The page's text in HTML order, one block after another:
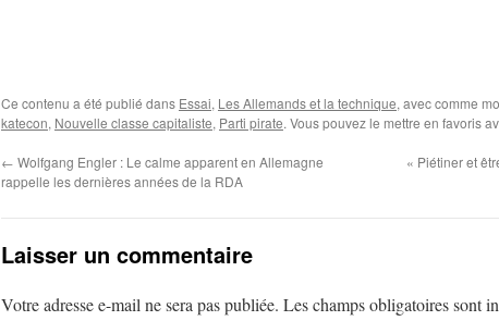
Ce contenu a été publié dans Essai, Les Allemands et la technique, avec comme
katecon, Nouvelle classe capitaliste, Parti pirate. Vous pouvez le mettre en favoris
← Wolfgang Engler : Le calme apparent en Allemagne
rappelle les dernières années de la RDA
« Piétiner et
Laisser un commentaire
Votre adresse e-mail ne sera pas publiée. Les champs obligatoires sont